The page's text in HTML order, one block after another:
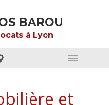
BAROU
à Lyon
et